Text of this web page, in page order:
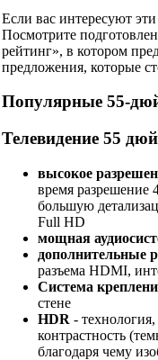
Если вас интересуют
Посмотрите
рейтинг», в котором
предложения, которые
Популярные 55-
Телевидение 55
высокое
время разрешение
большую
Full HD
мощная
дополнительные
разъема HDMI,
Система
стене
HDR -
контрастность
благодаря чему